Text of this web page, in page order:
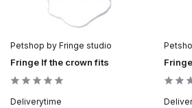
Petshop by Fringe studio
Fringe If the crown fits
Deliverytime